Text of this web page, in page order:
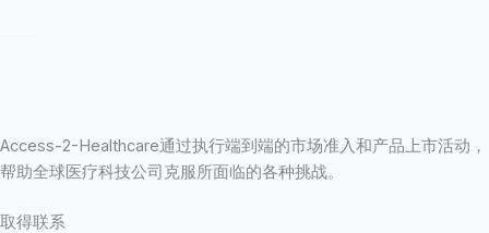
Access-2-Healthcare通过执行端到端的市场准入和产品上市活动，
帮助全球医疗科技公司克服所面临的各种挑战。
取得联系